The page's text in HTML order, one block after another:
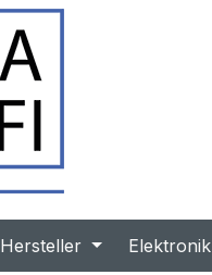
Hersteller Elektronik